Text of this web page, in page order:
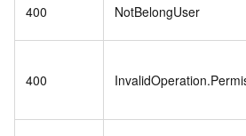
400 NotBelongUser
400